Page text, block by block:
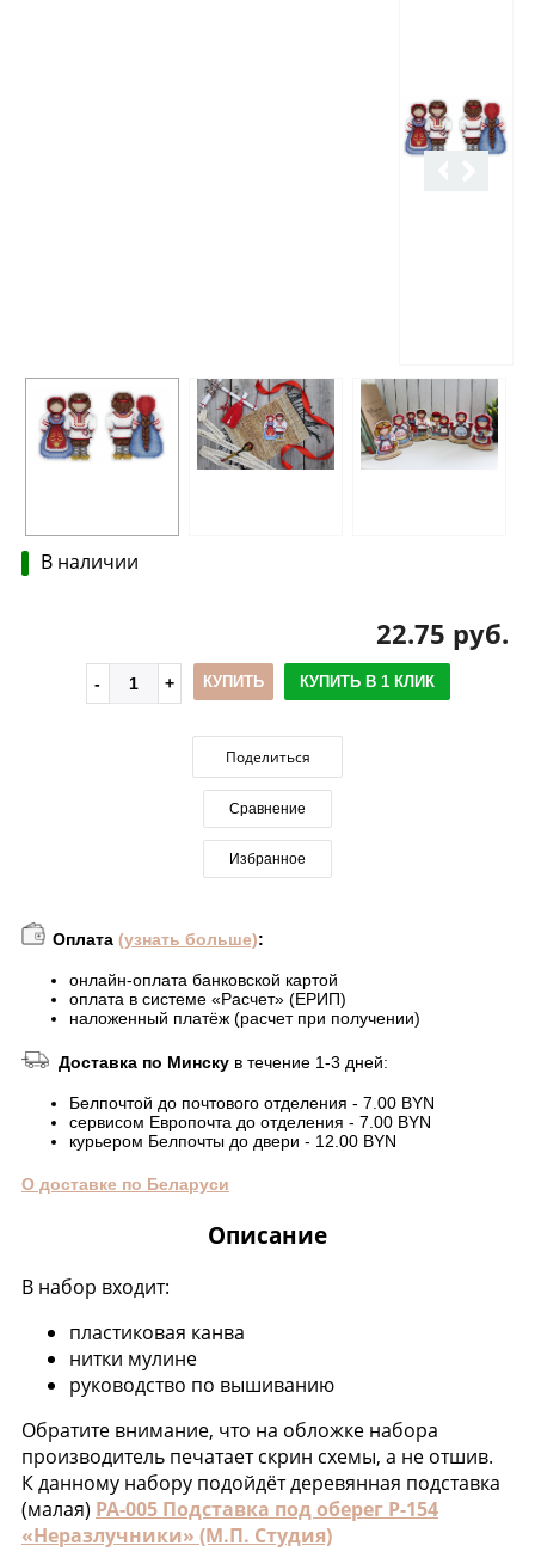
В наличии
22.75 руб.
КУПИТЬ КУПИТЬ В 1 КЛИК
Поделиться
Сравнение
Избранное
Оплата (узнать больше):
онлайн-оплата банковской картой
оплата в системе «Расчет» (ЕРИП)
наложенный платёж (расчет при получении)
Доставка по Минску в течение 1-3 дней:
Белпочтой до почтового отделения - 7.00 BYN
сервисом Европочта до отделения - 7.00 BYN
курьером Белпочты до двери - 12.00 BYN
О доставке по Беларуси
Описание
В набор входит:
пластиковая канва
нитки мулине
руководство по вышиванию
Обратите внимание, что на обложке набора
производитель печатает скрин схемы, а не отшив.
К данному набору подойдёт деревянная подставка
(малая) РА-005 Подставка под оберег Р-154
«Неразлучники» (М.П. Студия)